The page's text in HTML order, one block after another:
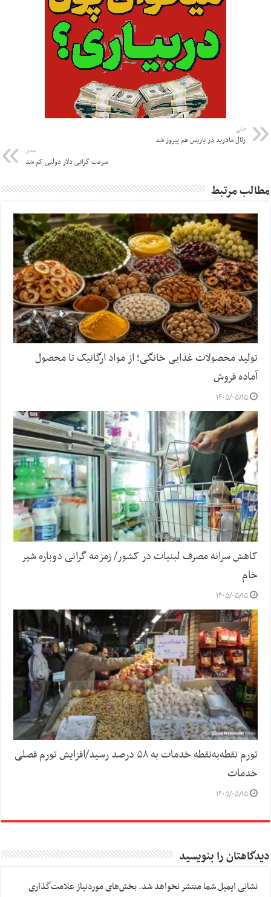
قبلی
رئال مادرید در پاریس هم پیروز شد
بعدی
سرعت گرانی دلار دولتی کم شد
مطالب مرتبط
تولید محصولات غذایی خانگی؛ از مواد ارگانیک تا محصول
آماده فروش
۱۴۰۵/۰۵/۱۵
کاهش سرانه مصرف لبنیات در کشور/ زمزمه گرانی دوباره شیر
خام
۱۴۰۵/۰۵/۱۵
تورم نقطه‌به‌نقطه خدمات به ۵۸ درصد رسید/افزایش تورم فصلی
خدمات
۱۴۰۵/۰۵/۱۵
دیدگاهتان را بنویسید
نشانی ایمیل شما منتشر نخواهد شد.بخش‌های موردنیاز علامت‌گذاری